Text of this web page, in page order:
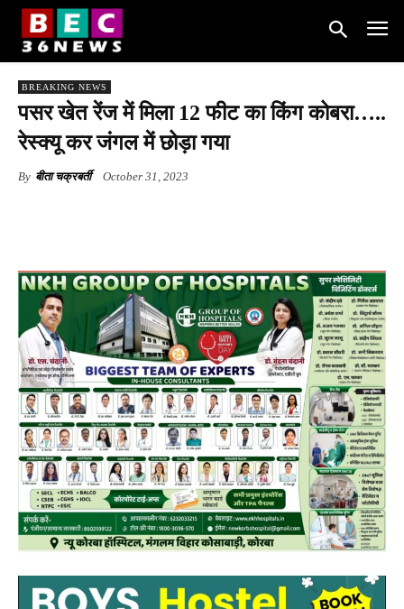
BREAKING NEWS
पसर खेत रेंज में मिला 12 फीट का किंग कोबरा…..
रेस्क्यू कर जंगल में छोड़ा गया
By बीता चक्रबर्ती October 31, 2023